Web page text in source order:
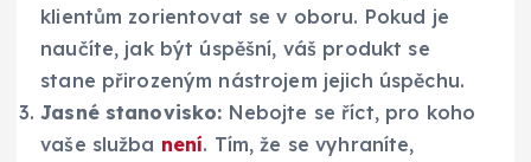
klientům zorientovat se v oboru. Pokud je
naučíte, jak být úspěšní, váš produkt se
stane přirozeným nástrojem jejich úspěchu.
Jasné stanovisko: Nebojte se říct, pro koho
vaše služba není. Tím, že se vyhraníte,